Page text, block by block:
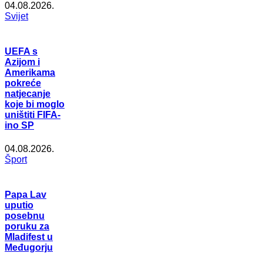
04.08.2026.
Svijet
UEFA s
Azijom i
Amerikama
pokreće
natjecanje
koje bi moglo
uništiti FIFA-
ino SP
04.08.2026.
Šport
Papa Lav
uputio
posebnu
poruku za
Mladifest u
Međugorju